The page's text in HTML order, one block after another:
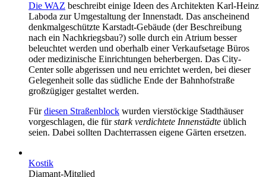
Die WAZ beschreibt einige Ideen des Architekten Karl-Heinz
Laboda zur Umgestaltung der Innenstadt. Das anscheinend
denkmalgeschützte Karstadt-Gebäude (der Beschreibung
nach ein Nachkriegsbau?) solle durch ein Atrium besser
beleuchtet werden und oberhalb einer Verkaufsetage Büros
oder medizinische Einrichtungen beherbergen. Das City-
Center solle abgerissen und neu errichtet werden, bei dieser
Gelegenheit solle das südliche Ende der Bahnhofstraße
großzügiger gestaltet werden.
Fürdiesen Straßenblock wurden vierstöckige Stadthäuser
vorgeschlagen, die fürstark verdichtete Innenstädte üblich
seien. Dabei sollten Dachterrassen eigene Gärten ersetzen.
Kostik
Diamant-Mitglied